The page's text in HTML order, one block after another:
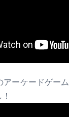
アーケードゲーム